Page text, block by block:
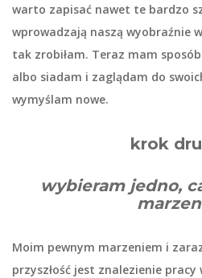
warto zapisać nawet te bardzo
wprowadzają naszą wyobraźnie
tak zrobiłam. Teraz mam
albo siadam i zaglądam do
wymyślam nowe.
krok
wybieram jedno,
Moim pewnym marzeniem i
przyszłość jest znalezienie pracy